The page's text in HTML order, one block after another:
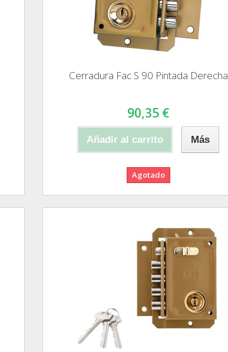
Cerradura Fac S 90 Pintada Derecha
90,35 €
Añadir al carrito Más
Agotado